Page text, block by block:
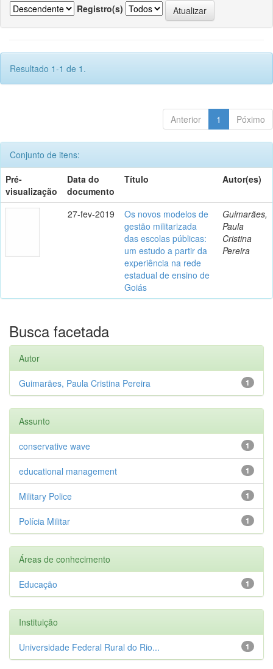
Registro(s)
Resultado 1-1 de 1.
Anterior 1 Póximo
Conjunto de itens:
Pré-
visualização
Data do
documento
Título Autor(es)
27-fev-2019
Os novos modelos de
gestão militarizada
das escolas públicas:
um estudo a partir da
experiência na rede
estadual de ensino de
Goiás
Guimarães,
Paula
Cristina
Pereira
Busca facetada
Autor
1
Guimarães, Paula Cristina Pereira
Assunto
1
conservative wave
1
educational management
1
Military Police
1
Polícia Militar
Áreas de conhecimento
1
Educação
Instituição
1
Universidade Federal Rural do Rio...